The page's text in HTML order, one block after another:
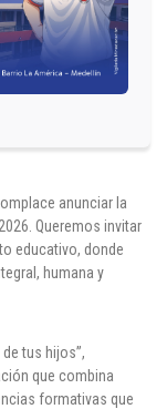
anunciar la
Queremos invitar
educativo, donde
humana y
tus hijos”,
que combina
formativas que
nosotros
Cliente